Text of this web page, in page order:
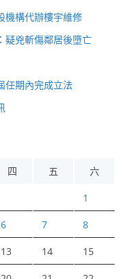
機構代辦樓宇維修
疑兇斬傷鄰居後墮亡
任期內完成立法
四 五 六
1
6 7 8
13 14 15